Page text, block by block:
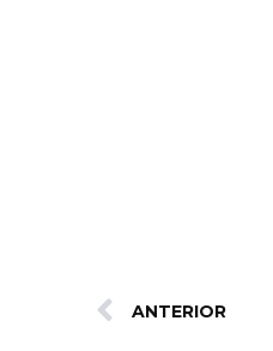
ANTERIOR